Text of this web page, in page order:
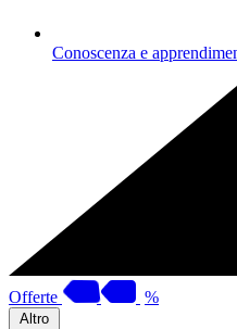
Conoscenza e
Offerte %
Altro